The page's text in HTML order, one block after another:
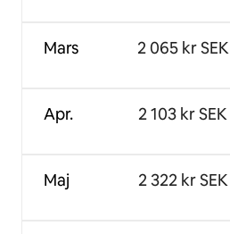
Mars
Apr.
Maj
2 065 kr SEK
2 103 kr SEK
2 322 kr SEK